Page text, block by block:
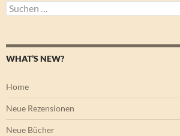
Suchen
nach:
WHAT’S NEW?
Home
Neue Rezensionen
Neue Bücher